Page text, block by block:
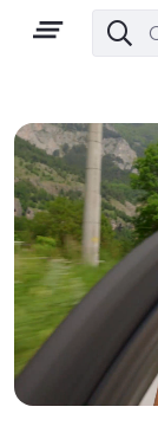
TERRITOIRE
PLEIN AIR